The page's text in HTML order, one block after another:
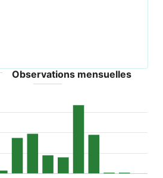
Observations mensuelles